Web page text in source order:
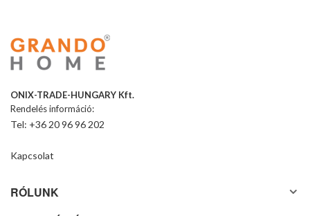
ONIX-TRADE-HUNGARY Kft.
Rendelés információ:
Tel: +36 20 96 96 202
Kapcsolat
RÓLUNK